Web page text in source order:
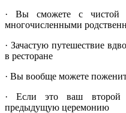
· Вы сможете с чистой
многочисленными
· Зачастую путешествие
в ресторане
· Вы вообще можете
· Если это ваш второй
предыдущую церемонию